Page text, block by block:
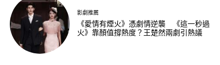
影劇推薦
《愛情有煙火》憑劇情逆襲 《這一秒過
火》靠顏值撐熱度？王楚然兩劇引熱議